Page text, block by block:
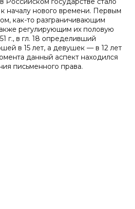
началу нового времени. Первым
как-то разграничивающим
регулирующим их половую
г., в гл. 18 определивший
в 15 лет, а девушек — в 12 лет
данный аспект находился
письменного права.